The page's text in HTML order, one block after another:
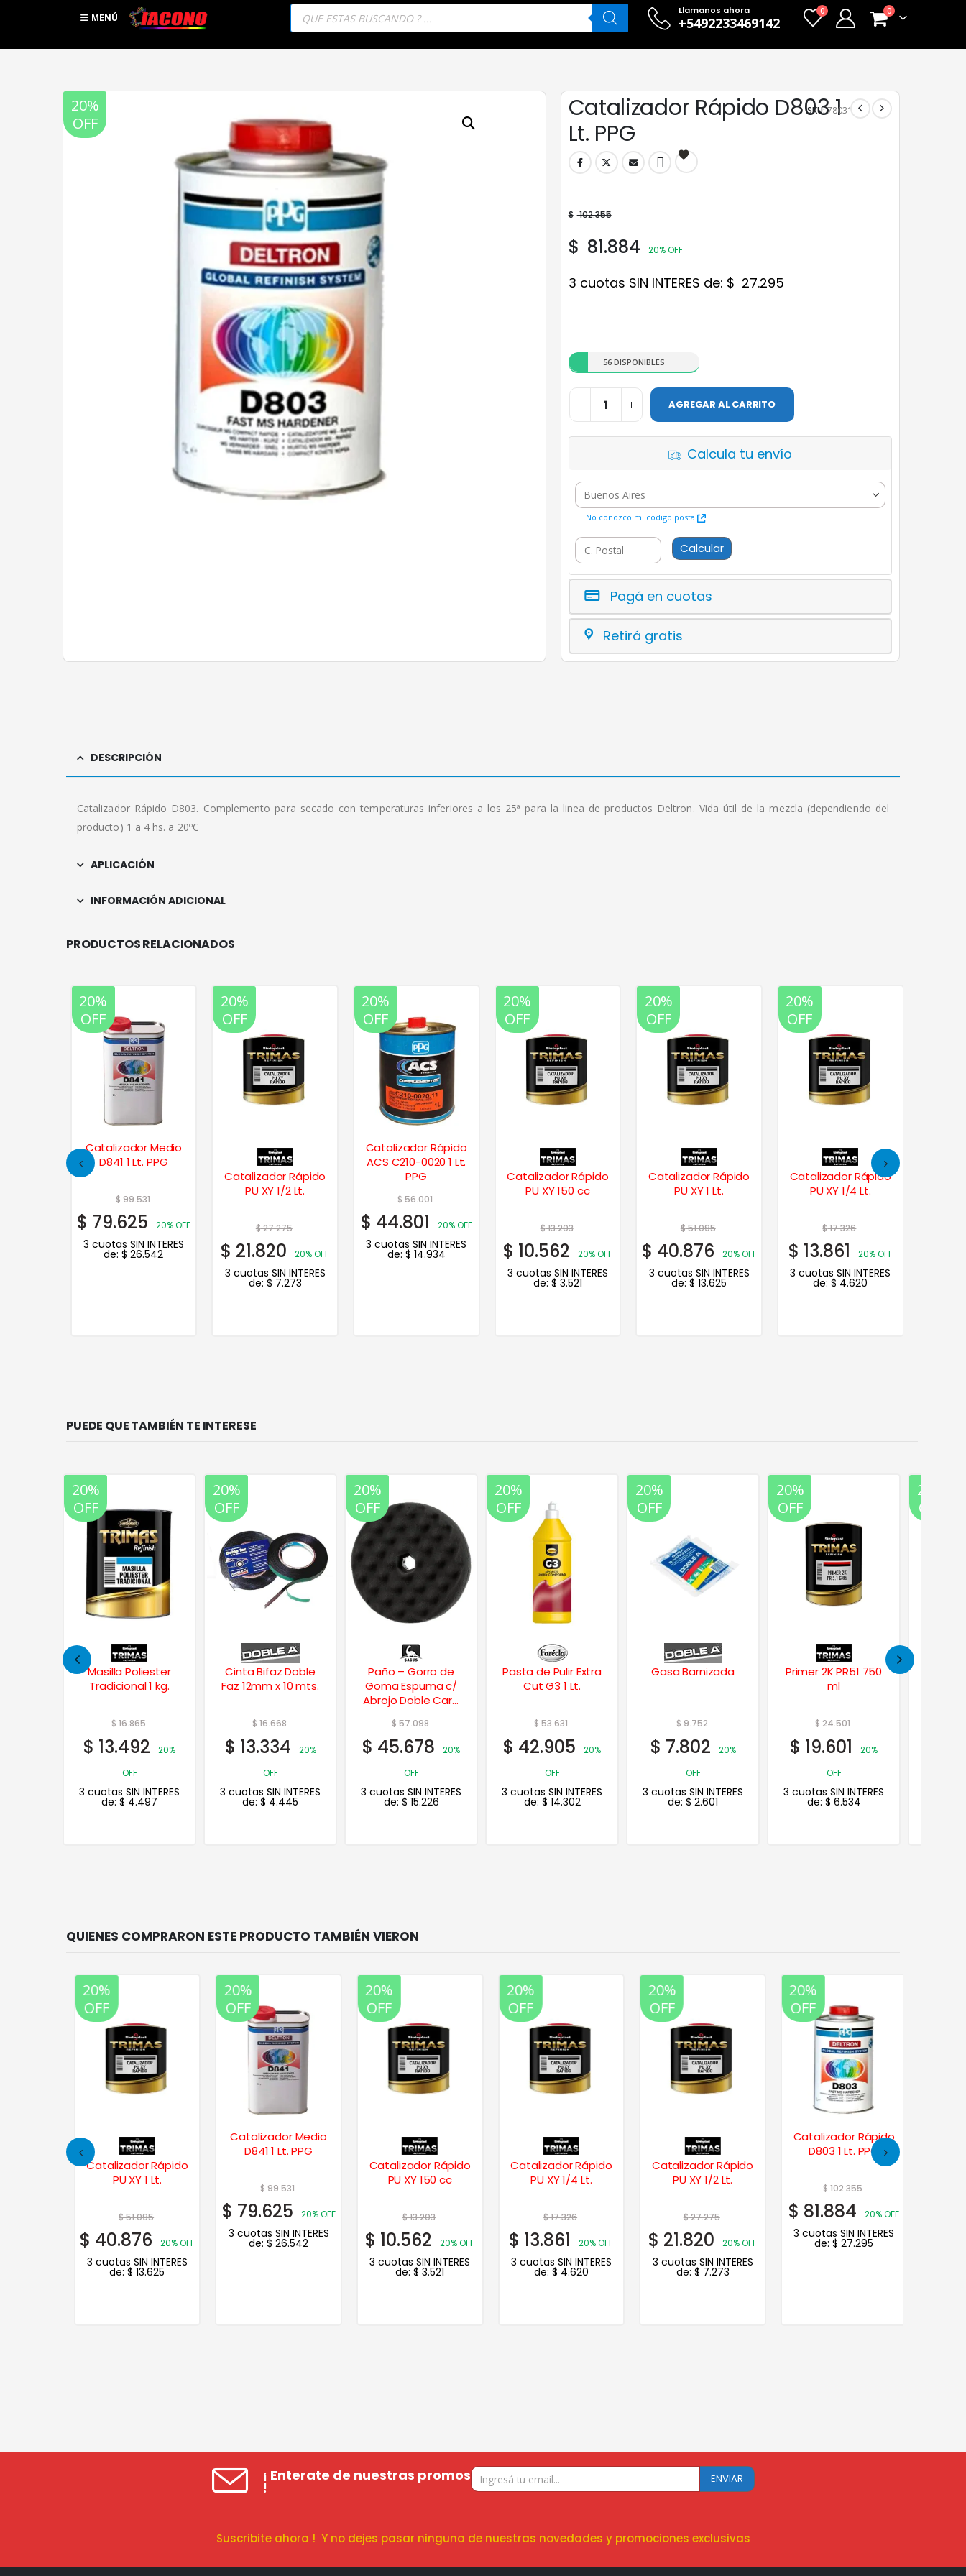
MENÚ
Búsqueda
productos
Llamanos ahora
+5492233469142
0 0
20%
OFF
Catalizador Rápido D803 1
Lt. PPG
SKU:78031
$ 102.355
$ 81.884 20% OFF
3 cuotas SIN INTERES de: $ 27.295
56 DISPONIBLES
AGREGAR AL CARRITO
Calcula tu envío
No conozco mi código postal
Calcular
Pagá en cuotas
Retirá gratis
DESCRIPCIÓN
Catalizador Rápido D803. Complemento para secado con temperaturas inferiores a los 25ª para la linea de productos Deltron. Vida útil de la mezcla (dependiendo del
producto) 1 a 4 hs. a 20ºC
APLICACIÓN
INFORMACIÓN ADICIONAL
PRODUCTOS RELACIONADOS
20%
OFF
Catalizador Medio
D841 1 Lt. PPG
$99.531
$ 79.625 20% OFF
3 cuotas SIN INTERES
de:$ 26.542
20%
OFF
Catalizador Rápido
PU XY 1/2 Lt.
$27.275
$ 21.820 20% OFF
3 cuotas SIN INTERES
de: $ 7.273
20%
OFF
Catalizador Rápido
ACS C210-0020 1 Lt.
PPG
$56.001
$ 44.801 20% OFF
3 cuotas SIN INTERES
de: $ 14.934
20%
OFF
Catalizador Rápido
PU XY 150 cc
$13.203
$ 10.562 20% OFF
3 cuotas SIN INTERES
de: $ 3.521
20%
OFF
Catalizador Rápido
PU XY 1 Lt.
$51.095
$ 40.876 20% OFF
3 cuotas SIN INTERES
de:$ 13.625
20%
OFF
Catalizador Rápido
PU XY 1/4 Lt.
$17.326
$ 13.861 20% OFF
3 cuotas SIN INTERES
de:$ 4.620
PUEDE QUE TAMBIÉN TE INTERESE
20%
OFF
Cinta Bifaz Doble
Faz 12mm x 10 mts.
$16.668
$ 13.334
20%
OFF
3 cuotas SIN INTERES
de: $ 4.445
20%
OFF
Paño – Gorro de
Goma Espuma c/
$57.098
$45.678
20%
OFF
3 cuotas SIN INTERES
de:$ 15.226
20%
OFF
Pasta de Pulir Extra
Cut G3 1 Lt.
$53.631
$ 42.905
20%
OFF
3 cuotas SIN INTERES
de: $14.302
20%
OFF
Gasa Barnizada
$9.752
$7.802
20%
OFF
3 cuotas SIN INTERES
de:$ 2.601
20%
OFF
Primer 2K PR51 750
$24.501
$ 19.601
20%
OFF
3 cuotas SIN INTERES
de: $6.534
20%
OFF
Catalizador
$51.095
$40.876
20%
OFF
3 cuotas SIN INTERES
de: $13.625
20%
OFF
20%
OFF
Catalizador Rápido
PU XY 1 Lt.
$51.095
$40.876 20% OFF
3 cuotas SIN INTERES
de: $13.625
20%
OFF
Catalizador Medio
D841 1 Lt. PPG
$99.531
$79.625 20% OFF
3 cuotas SIN INTERES
de: $26.542
20%
OFF
Catalizador Rápido
PU XY 150 cc
$13.203
$10.562 20% OFF
3 cuotas SIN INTERES
de: $3.521
20%
OFF
Catalizador Rápido
PU XY 1/4 Lt.
$17.326
$13.861 20% OFF
3 cuotas SIN INTERES
de:$4.620
20%
OFF
Catalizador Rápido
PU XY 1/2 Lt.
$27.275
$21.820 20% OFF
3 cuotas SIN INTERES
de:$7.273
20%
OFF
Catalizador Rápido
D803 1 Lt. PPG
$102.355
$81.884 20% OFF
3 cuotas SIN INTERES
de: $27.295
¡ Enterate de nuestras promos
!
Suscribite ahora ! Y no dejes pasar ninguna de nuestras novedades y promociones exclusivas